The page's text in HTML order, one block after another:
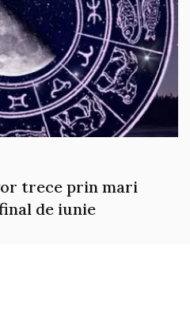
trece prin mari
de iunie